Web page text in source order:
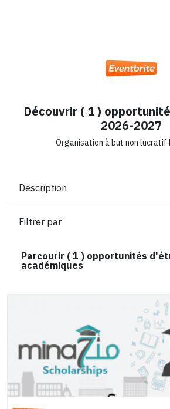
Découvrir ( 1 )
2026-2027
Organisation à but non lucratif
Description
Filtrer par
Parcourir (1 ) opportunités
académiques